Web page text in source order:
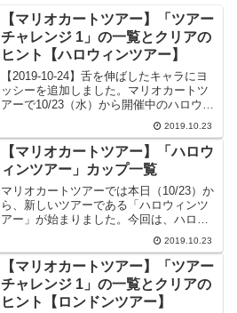
【マリオカートツアー】「ツアー
チャレンジ 1」の一覧とクリアの
ヒント【ハロウィンツアー】
【2019-10-24】舌を伸ばしたキャラにヨ
ッシーを追加しました。マリオカートツ
アーで10/23（水）から開催中のハロウィ
ンツアー。今回はその「ツアーチャレン
ジ 1」について見ていこうと思います。
ツアーチャレンジ 1ツアーチャレンジは
誰で...
2019.10.23
【マリオカートツアー】「ハロウ
ィンツアー」カップ一覧
マリオカートツアーでは本日（10/23）か
ら、新しいツアーである「ハロウィンツ
アー」が始まりました。今回は、ハロウ
ィンツアーにある全てのカップについて
見ていこうと思います。カップ一覧下記
がハロウィンツアーのカップ一覧です。
No.カップ名必要...
2019.10.23
【マリオカートツアー】「ツアー
チャレンジ 1」の一覧とクリアの
ヒント【ロンドンツアー】